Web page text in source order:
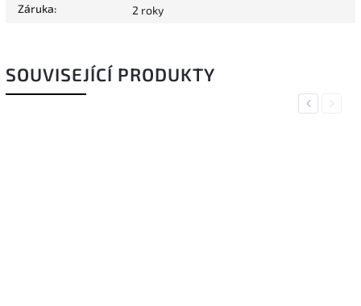
Záruka: 2 roky
SOUVISEJÍCÍ PRODUKTY
PreviousNext